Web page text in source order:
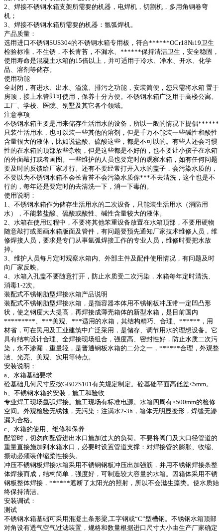
2、焊接不锈钢水箱支架所需要的机器，电焊机，切割机，多用角钢卷弯
机；
3、焊接不锈钢水箱所需要的机器：氩弧焊机。
产品质量：
选用进口不锈钢SUS304的不锈钢水箱专用板，符合******OCr18Ni19卫生
检验标准，不生锈，不长青苔，不漏水、******保持清洁卫生，安全稳固，
使用寿命是混凝土水箱的15倍以上，并可适用于冷水、净水、开水、化学
品、溶剂等储存。
使用功能
全封闭，有进水、出水、溢流、排污之功能，安装简便，您只需将水箱 置于
房顶，接上水管即可使用，保养十分方便。不锈钢水箱广泛用于高楼公寓、
工厂、学校、医院、别墅及其它各个领域。
注意事项
不锈钢水箱主要是用来储存生活用水的设备，所以一般的情况下提倡******
只装生活用水，也可以装一些其他的溶剂，但是千万不能装一些碱性和酸性
含量很大的液体，比如说盐酸、硫酸这些，都是不可以的。有些人还会习惯
性的在水箱的顶部放些杂物，但是这些都是不好的，也不要让小孩子在水箱
的外面敲打或者画图。一些维护的人员也要定时的观察水箱，如有任何问题
要及时的反馈给厂家才行。还有不要经常打开入水的盖子，会污染水质的，
不要以为不锈钢水箱不会长青苔不会污染水质你***不去清洗，这个也是不
行的，每年还是要定时的去清洗一下，消一下毒的。
使用说明：
1、不锈钢水箱作为储存生活用水的二次设备，只能装生活用水（消防用
水），不能装盐酸、硫酸或酸性、碱性含量较大的液体。
2、水箱在使用过程中，不要将其他笨重设备放置在水箱顶部，不要用硬物
随意敲打或图画水箱版面及管件，有问题要预先通知厂家技术维修人员，维
修焊接人员，要求是专门从事氩弧焊接工作的专业人员，维修时要把水放
掉。
3、维护人员每月定时观察水箱内、外部主件及配件使用情况，有问题及时
向厂家反映。
4、水箱入孔盖不要随意打开，防止水质受二次污染，水箱每年定时清洗、
消毒1-2次。
装配式不锈钢肋型焊接水箱产品说明
装配式不锈钢肋型焊接水箱，是指容器本体用不锈钢板冲压带一定凹凸形
状，使之钢度大大提高，再焊接成薄壳箱体的新型水箱，是目前国内
*********、***美观、***适用的水箱，其结构精巧、合理、******，用
材省，可在民用及工业建筑中广泛采用，是储存、调节用水的理想设备。它
具有结构设计合理、全焊接现场组合，强度高、密封性好，防止水质二次污
染，永不渗漏，重量轻，是普通钢板水箱的二分之一，******合理，外观整
洁、光亮、美观、实用等特点。
安装说明：
a、水箱基础要求
砼基础几何尺寸应按GB02S101有关规定制定。砼基础平面高低差<5mm。
b、不锈钢水箱的安装，施工和验收
专业焊工现场氩弧焊接。施工现场有标准电源。水箱四周有≥500mm的检修
空间。外观检验无锈蚀，无污染：注满水2-3h，箱体无明显变形，焊缝无渗
漏为合格。
c、水箱的使用、维修和保养
配管时，切勿向配管进出水口施加过大的负荷。不要将阀门及大口径管道的
重量直接施加到水箱水口，必要时设置管道支撑：对焊接管的膨胀、收缩、
振动必须装伸缩柔性接头。
冲压不锈钢板焊接水箱采用不锈钢钢板冲压出加强筋，并用不锈钢焊接条整
体焊接而成，结构简单，强度好，可制造较大容量的水箱。因箱体采用不锈
钢板整体焊接，******遮断了太阳光的照射，所以不会滋生藻类。使水质始
终保持清洁。
安装调试：
测试
不锈钢水箱基础可采用混凝土条形梁,工字钢或“C”型槽钢。不锈钢水箱顶部
对角设有透气空气过滤装置，规格和数量根据进口尺寸大小由生产厂家确定